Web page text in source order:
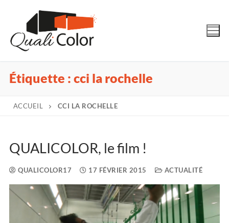
Étiquette : cci la rochelle
ACCUEIL CCI LA ROCHELLE
QUALICOLOR, le film !
QUALICOLOR17 17 FÉVRIER 2015 ACTUALITÉ